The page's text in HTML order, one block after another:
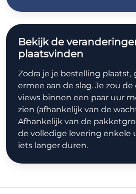
Bekijk de
plaatsvinden
Zodra je je bestelling plaatst,
ermee aan de slag. Je zou de
views binnen een paar uur
zien (afhankelijk van de
Afhankelijk van de
de volledige levering enkele
iets langer duren.